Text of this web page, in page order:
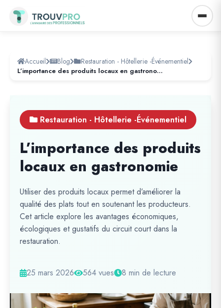
Accueil Blog Restauration - Hôtellerie -Événementiel
L’importance des produits locaux en gastronomie
Restauration - Hôtellerie -Événementiel
L’importance des produits
locaux en gastronomie
Utiliser des produits locaux permet d’améliorer la
qualité des plats tout en soutenant les producteurs.
Cet article explore les avantages économiques,
écologiques et gustatifs du circuit court dans la
restauration.
25 mars 2026 564 vues 8 min de lecture